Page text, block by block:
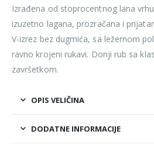
Izrađena od stoprocentnog lana
izuzetno lagana, prozračana i
V-izrez bez dugmića, sa ležernom
ravno krojeni rukavi. Donji rub sa
završetkom.
OPIS VELIČINA
DODATNE INFORMACIJE